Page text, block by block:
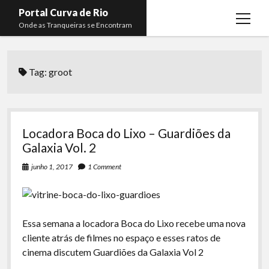
Portal Curva de Rio
Onde as Tranqueiras se Encontram
open
menu
Curva de Rio
Komos
La Siesta Podcast
Arquivo CDR
Papo Tranqueira
Membros
Lucas Oliveira
Kaique Xavier
Tag:groot
Locadora Boca do Lixo – Guardiões da
Galaxia Vol. 2
junho 1, 2017 1 Comment
Essa semana a locadora Boca do Lixo recebe uma nova
cliente atrás de filmes no espaço e esses ratos de
cinema discutem Guardiões da Galaxia Vol 2